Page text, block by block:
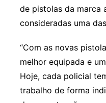
de pistolas da marca
consideradas uma
“Com as novas
melhor equipada e
Hoje, cada policial
trabalho de forma